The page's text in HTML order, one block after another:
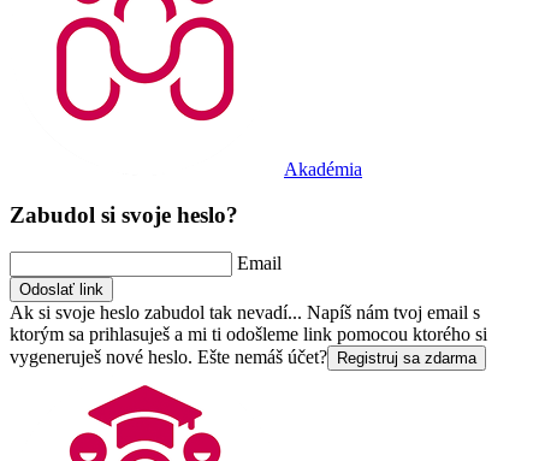
Akadémia
Zabudol si svoje heslo?
Email
Odoslať link
Ak si svoje heslo zabudol tak nevadí... Napíš nám tvoj email s
ktorým sa prihlasuješ a mi ti odošleme link pomocou ktorého si
vygeneruješ nové heslo. Ešte nemáš účet? Registruj sa zdarma